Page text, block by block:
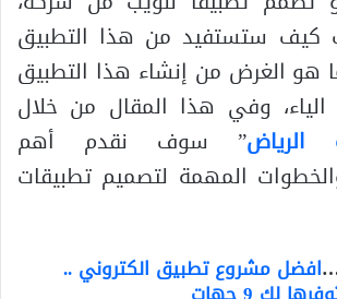
كيف ستستفيد من هذا التطبيق
هو الغرض من إنشاء هذا التطبيق
وفي هذا المقال من خلال
الرياض” سوف نقدم أهم
المهمة لتصميم تطبيقات
افضل مشروع تطبيق الكتروني ..